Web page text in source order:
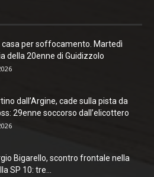
casa per soffocamento. Martedì
della 20enne di Guidizzolo
dall’Argine, cade sulla pista da
29enne soccorso dall’elicottero
Bigarello, scontro frontale nella
SP 10: tre...